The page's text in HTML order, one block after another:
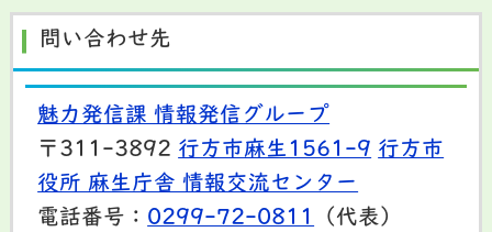
問い合わせ先
魅力発信課 情報発信グループ
〒311-3892 行方市麻生1561-9 行方市
役所 麻生庁舎 情報交流センター
電話番号： 0299-72-0811
（代表）